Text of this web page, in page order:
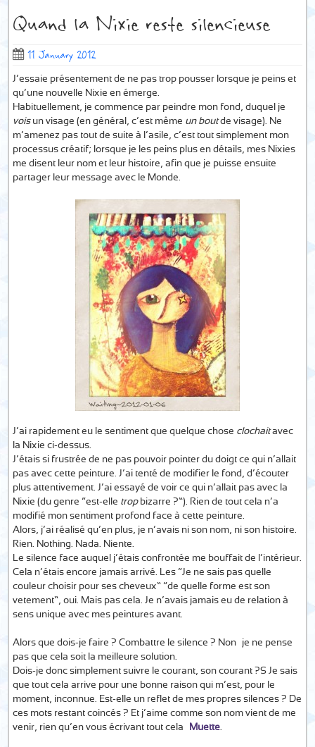
Quand la Nixie reste silencieuse
11 January 2012
J’essaie présentement de ne pas trop pousser lorsque je peins et
qu’une nouvelle Nixie en émerge.
Habituellement, je commence par peindre mon fond, duquel je
voisun visage (en général, c’est même un boutde visage). Ne
m’amenez pas tout de suite à l’asile, c’est tout simplement mon
processus créatif; lorsque je les peins plus en détails, mes Nixies
me disent leur nom et leur histoire, afin que je puisse ensuite
partager leur message avec le Monde.
J’ai rapidement eu le sentiment que quelque chose clochaitavec
la Nixie ci-dessus.
J’étais si frustrée de ne pas pouvoir pointer du doigt ce qui n’allait
pas avec cette peinture. J’ai tenté de modifier le fond, d’écouter
plus attentivement. J’ai essayé de voir ce qui n’allait pas avec la
Nixie (du genre “est-elle tropbizarre ?”). Rien de tout cela n’a
modifié mon sentiment profond face à cette peinture.
Alors, j’ai réalisé qu’en plus, je n’avais ni son nom, ni son histoire.
Rien. Nothing. Nada. Niente.
Le silence face auquel j’étais confrontée me bouffait de l’intérieur.
Cela n’étais encore jamais arrivé. Les “Je ne sais pas quelle
couleur choisir pour ses cheveux” “de quelle forme est son
vetement”, oui. Mais pas cela. Je n’avais jamais eu de relation à
sens unique avec mes peintures avant.
Alors que dois-je faire ? Combattre le silence ? Non… je ne pense
pas que cela soit la meilleure solution.
Dois-je donc simplement suivre le courant, son courant ?S Je sais
que tout cela arrive pour une bonne raison qui m’est, pour le
moment, inconnue. Est-elle un reflet de mes propres silences ? De
ces mots restant coincés ? Et j’aime comme son nom vient de me
venir, rien qu’en vous écrivant tout cela…
Muette.